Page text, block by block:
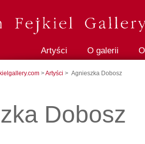
Artyści O galerii
>Artyści > Agnieszka Dobosz
Dobosz